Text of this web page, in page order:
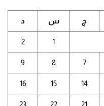
ج س د
1
2
7
8
9
14
15
16